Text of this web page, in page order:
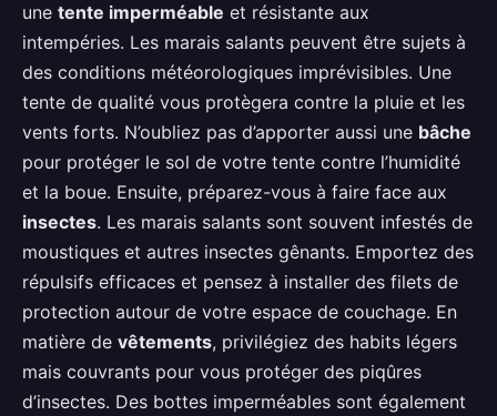
une tente imperméable et résistante aux
intempéries. Les marais salants peuvent être sujets à
des conditions météorologiques imprévisibles. Une
tente de qualité vous protègera contre la pluie et les
vents forts. N’oubliez pas d’apporter aussi une bâche
pour protéger le sol de votre tente contre l’humidité
et la boue. Ensuite, préparez-vous à faire face aux
insectes. Les marais salants sont souvent infestés de
moustiques et autres insectes gênants. Emportez des
répulsifs efficaces et pensez à installer des filets de
protection autour de votre espace de couchage. En
matière de vêtements, privilégiez des habits légers
mais couvrants pour vous protéger des piqûres
d’insectes. Des bottes imperméables sont également